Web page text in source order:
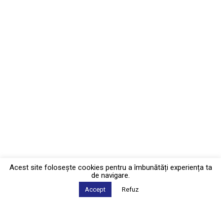
Acest site foloseşte cookies pentru a îmbunătăți experiența ta
de navigare.
Accept Refuz